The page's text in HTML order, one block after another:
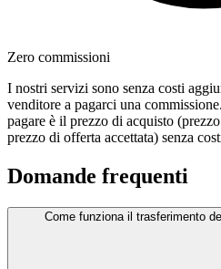
Zero commissioni
I nostri servizi sono senza costi
venditore a pagarci una
pagare è il prezzo di acquisto
prezzo di offerta accettata) senza
Domande frequenti
Come funziona il trasferimento